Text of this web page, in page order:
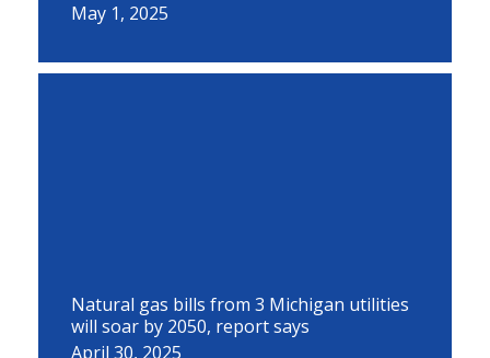
May 1, 2025
Natural gas bills from 3 Michigan utilities
will soar by 2050, report says
April 30, 2025